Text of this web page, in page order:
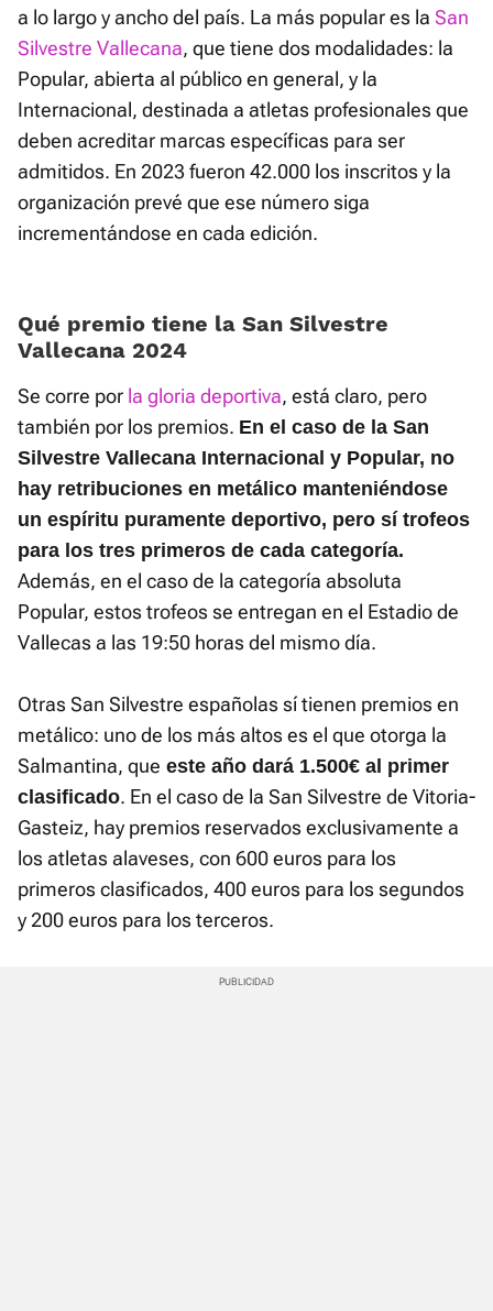
a lo largo y ancho del país. La más popular es la San
Silvestre Vallecana, que tiene dos modalidades: la
Popular, abierta al público en general, y la
Internacional, destinada a atletas profesionales que
deben acreditar marcas específicas para ser
admitidos. En 2023 fueron 42.000 los inscritos y la
organización prevé que ese número siga
incrementándose en cada edición.
Qué premio tiene la San Silvestre
Vallecana 2024
Se corre por la gloria deportiva, está claro, pero
también por los premios. En el caso de la San
Silvestre Vallecana Internacional y Popular, no
hay retribuciones en metálico manteniéndose
un espíritu puramente deportivo, pero sí trofeos
para los tres primeros de cada categoría.
Además, en el caso de la categoría absoluta
Popular, estos trofeos se entregan en el Estadio de
Vallecas a las 19:50 horas del mismo día.
Otras San Silvestre españolas sí tienen premios en
metálico: uno de los más altos es el que otorga la
Salmantina, que este año dará 1.500€ al primer
clasificado. En el caso de la San Silvestre de Vitoria-
Gasteiz, hay premios reservados exclusivamente a
los atletas alaveses, con 600 euros para los
primeros clasificados, 400 euros para los segundos
y 200 euros para los terceros.